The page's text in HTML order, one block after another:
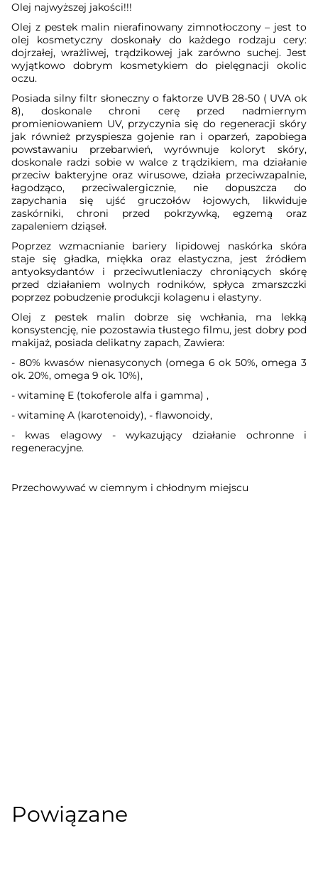
Olej najwyższej jakości!!!
Olej z pestek malin nierafinowany zimnotłoczony – jest to
olej kosmetyczny doskonały do każdego rodzaju cery:
dojrzałej, wrażliwej, trądzikowej jak zarówno suchej. Jest
wyjątkowo dobrym kosmetykiem do pielęgnacji okolic
oczu.
Posiada silny filtr słoneczny o faktorze UVB 28-50 ( UVA ok
8), doskonale chroni cerę przed nadmiernym
promieniowaniem UV, przyczynia się do regeneracji skóry
jak również przyspiesza gojenie ran i oparzeń, zapobiega
powstawaniu przebarwień, wyrównuje koloryt skóry,
doskonale radzi sobie w walce z trądzikiem, ma działanie
przeciw bakteryjne oraz wirusowe, działa przeciwzapalnie,
łagodząco, przeciwalergicznie, nie dopuszcza do
zapychania się ujść gruczołów łojowych, likwiduje
zaskórniki, chroni przed pokrzywką, egzemą oraz
zapaleniem dziąseł.
Poprzez wzmacnianie bariery lipidowej naskórka skóra
staje się gładka, miękka oraz elastyczna, jest źródłem
antyoksydantów i przeciwutleniaczy chroniących skórę
przed działaniem wolnych rodników, spłyca zmarszczki
poprzez pobudzenie produkcji kolagenu i elastyny.
Olej z pestek malin dobrze się wchłania, ma lekką
konsystencję, nie pozostawia tłustego filmu, jest dobry pod
makijaż, posiada delikatny zapach, Zawiera:
- 80% kwasów nienasyconych (omega 6 ok 50%, omega 3
ok. 20%, omega 9 ok. 10%),
- witaminę E (tokoferole alfa i gamma) ,
- witaminę A (karotenoidy), - flawonoidy,
- kwas elagowy - wykazujący działanie ochronne i
regeneracyjne.
Przechowywać w ciemnym i chłodnym miejscu
Powiązane